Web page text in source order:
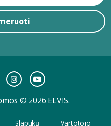
© 2026 ELVIS.
Slapukų Vartotojo